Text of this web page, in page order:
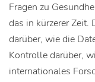
Fragen zu
das in kürzerer
darüber, wie die
Kontrolle darüber,
internationales